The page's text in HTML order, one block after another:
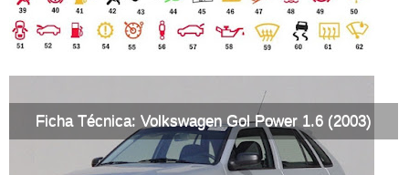
Ficha Técnica: Volkswagen Gol Power 1.6 (2003)